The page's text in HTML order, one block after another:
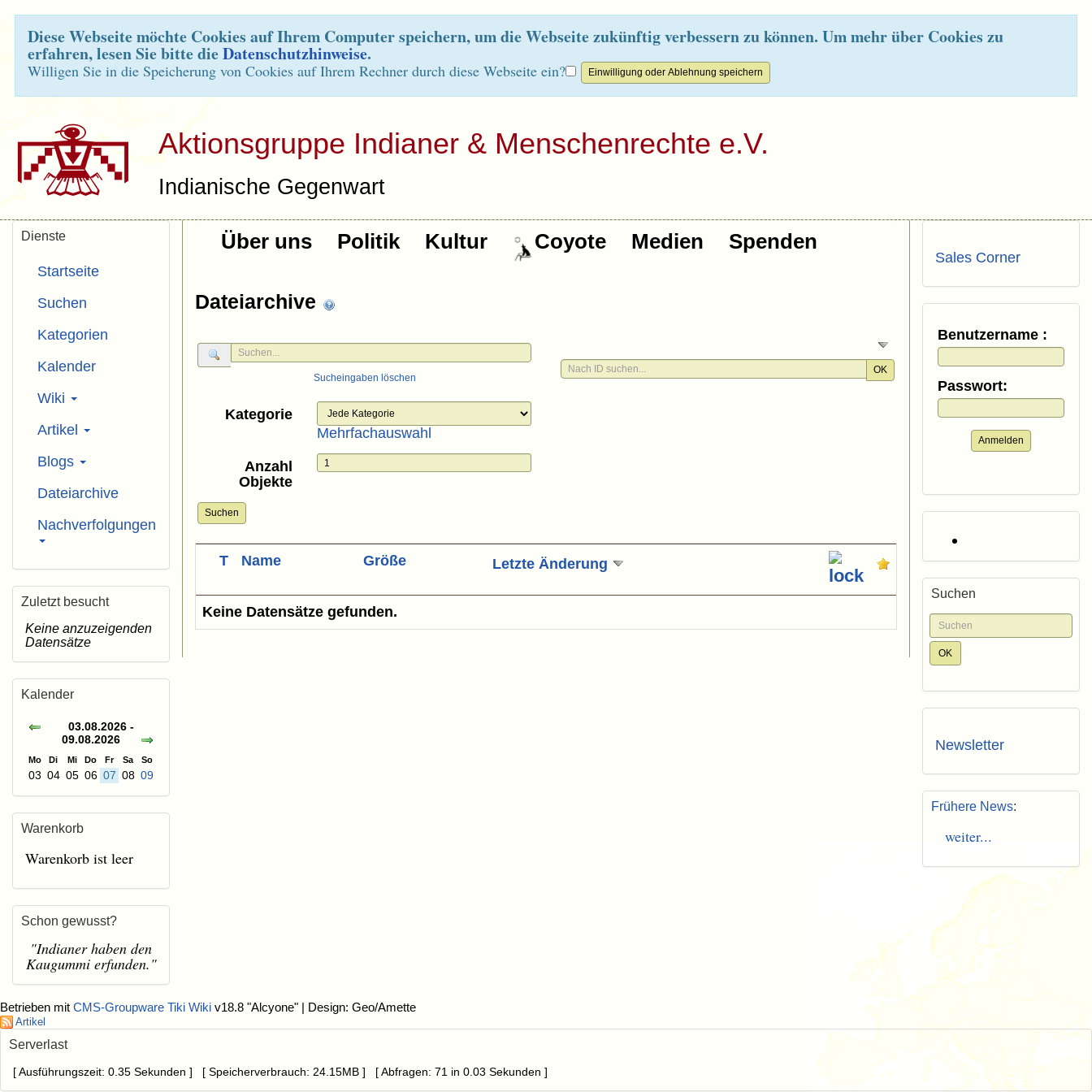
Diese Webseite möchte Cookies auf Ihrem Computer speichern, um die Webseite zukünftig verbessern zu können. Um mehr über Cookies zu
erfahren, lesen Sie bitte dieDatenschutzhinweise.
Willigen Sie in die Speicherung von Cookies auf Ihrem Rechner durch diese Webseite ein?
Aktionsgruppe Indianer & Menschenrechte e.V.
Indianische Gegenwart
Über uns Politik Kultur Coyote Medien Spenden
Dateiarchive
Sucheingaben löschen
Kategorie
Mehrfachauswahl
Anzahl
Objekte
Suchen
OK
T Name Größe Letzte Änderung
Keine Datensätze gefunden.
Dienste
Startseite
Suchen
Kategorien
Kalender
Wiki
Artikel
Blogs
Dateiarchive
Nachverfolgungen
Zuletzt besucht
Keine anzuzeigenden
Datensätze
Kalender
03.08.2026 -
09.08.2026
Mo Di Mi Do Fr Sa So
03 04 05 06 07 08 09
Warenkorb
Warenkorb ist leer
Schon gewusst?
"Indianer haben den
Kaugummi erfunden."
Sales Corner
Benutzername :
Passwort:
Anmelden
Suchen
Newsletter
Frühere News:
weiter...
Betrieben mit CMS-Groupware Tiki Wiki v18.8 "Alcyone" | Design: Geo/Amette
Artikel
Serverlast
[ Ausführungszeit: 0.35 Sekunden ] [ Speicherverbrauch: 24.15MB ] [ Abfragen: 71 in 0.03 Sekunden ]